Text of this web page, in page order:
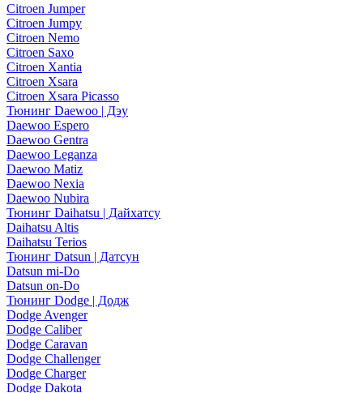
Citroen Jumper
Citroen Jumpy
Citroen Nemo
Citroen Saxo
Citroen Xantia
Citroen Xsara
Citroen Xsara Picasso
Тюнинг Daewoo | Дэу
Daewoo Espero
Daewoo Gentra
Daewoo Leganza
Daewoo Matiz
Daewoo Nexia
Daewoo Nubira
Тюнинг Daihatsu | Дайхатсу
Daihatsu Altis
Daihatsu Terios
Тюнинг Datsun | Датсун
Datsun mi-Do
Datsun on-Do
Тюнинг Dodge | Додж
Dodge Avenger
Dodge Caliber
Dodge Caravan
Dodge Challenger
Dodge Charger
Dodge Dakota